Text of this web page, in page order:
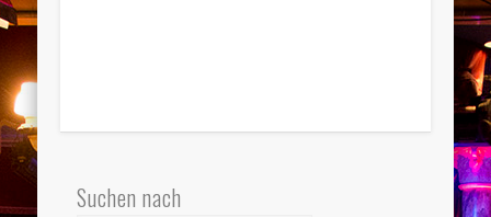
Suchen nach